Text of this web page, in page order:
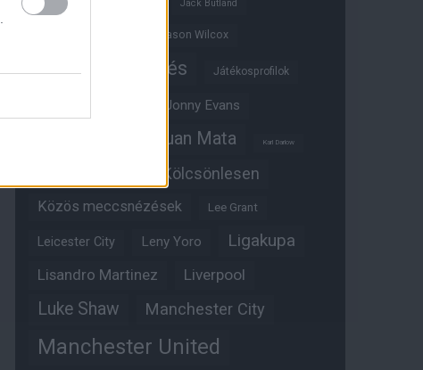
Hull City Jack Butland
Jason Wilcox
Játékosértékelés Játékosprofilok
Jonny Evans
Juan Mata Karl Darlow
Kölcsönlesen
Közös meccsnézések Lee Grant
Leicester City Leny Yoro Ligakupa
Lisandro Martinez Liverpool
Luke Shaw Manchester City
Manchester United